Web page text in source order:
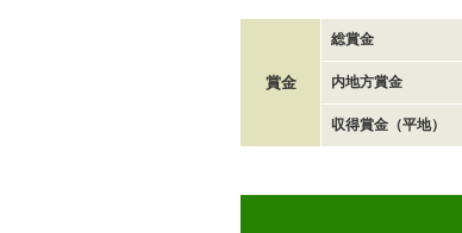
賞金
総賞金
内地方賞金
収得賞金（平地）